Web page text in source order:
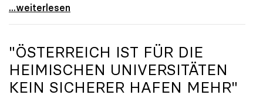
\"Wir nehmen es nicht hin\": Rede von
...weiterlesen
"ÖSTERREICH IST FÜR DIE
HEIMISCHEN UNIVERSITÄTEN
KEIN SICHERER HAFEN MEHR"